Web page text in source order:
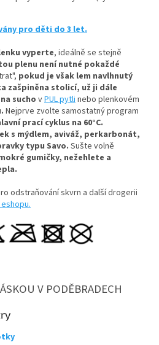
pro děti do 3 let.
vyperte, ideálně se stejně
plenu není nutné pokaždé
pokud je však lem navlhnutý
zašpiněna stolicí, už ji dále
suchovPUL pytlinebo plenkovém
Nejprve zvolte samostatný program
prací cyklus na 60°C.
s mýdlem, aviváž, perkarbonát,
typu Savo. Sušte volně
gumičky, nežehlete a
odstraňování skvrn a další drogerii
V PODĚBRADECH